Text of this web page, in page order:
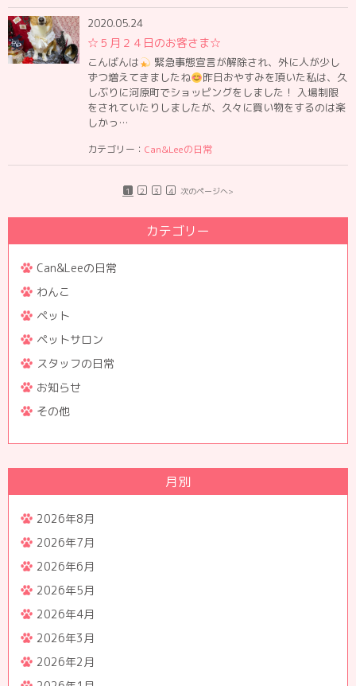
2020.05.24
☆５月２４日のお客さま☆
こんばんは
緊急事態宣言が解除され、外に人が少し
ずつ増えてきましたね
昨日おやすみを頂いた私は、久
しぶりに河原町でショッピングをしました！ 入場制限
をされていたりしましたが、久々に買い物をするのは楽
しかっ…
カテゴリー： Can&Leeの日常
1 2 3 4 次のページへ>
カテゴリー
Can&Leeの日常
わんこ
ペット
ペットサロン
スタッフの日常
お知らせ
その他
月別
2026年8月
2026年7月
2026年6月
2026年5月
2026年4月
2026年3月
2026年2月